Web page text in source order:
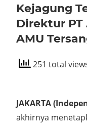
Kejagung
Direktur PT
AMU
251 total
JAKARTA
akhirnya